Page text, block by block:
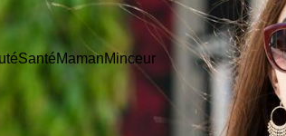
SantéMamanMinceur